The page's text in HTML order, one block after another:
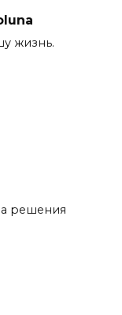
жизнь.
решения